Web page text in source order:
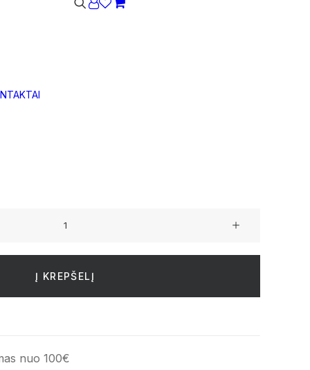
Į KREPŠELĮ
nuo 100€